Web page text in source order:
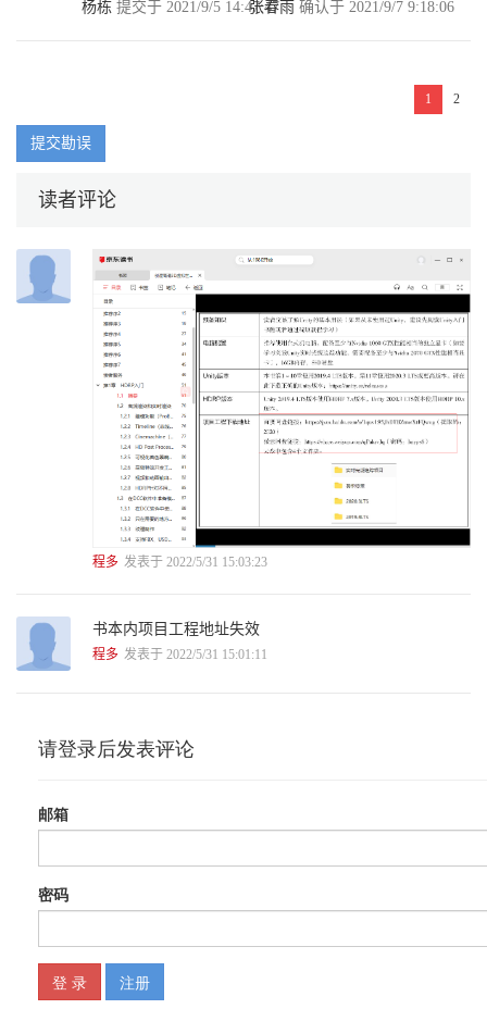
境............................................................................ 58
2.2.4 烘焙光照贴
图................................................................................................ 69
2.3 本章总结
第3章 HDRP配置文件和Volume框架详解.
3.1 摘要
3.2 HDRP配置文件（HDRP Asset）介绍
........................................................................75
3.2.1 Frame.Settings（帧设
置）............................................................................. 75
3.2.2 Volume框
架...................................................................................................
3.2.3 针对不同平台使用不同的HDRP配置文
件.................................................. 94
3.3 Volume框架详解
3.3.1 Exposure（曝光控
制）.................................................................................. 99
3.3.3 Lighting（光
照）..........................................................................................121
3.3.4 Material（材
3.3.6 Sky（天
理）..........................................................................126
3.3.8 Ray.Tracing（实时光线追
例.....................................................126
第4章 HDRP光照系统详
解.....................................................................................131
杨栋 提交于 2021/9/5 14:47:47
张春雨 确认于 2021/9/7 9:18:06
1 2
提交勘误
读者评论
程多 发表于 2022/5/31 15:03:23
书本内项目工程地址失效
程多 发表于 2022/5/31 15:01:11